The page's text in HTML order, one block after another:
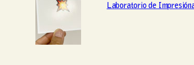
Laboratorio de Impresión